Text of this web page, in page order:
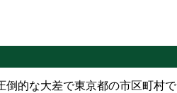
倒的な大差で東京都の市区町村で